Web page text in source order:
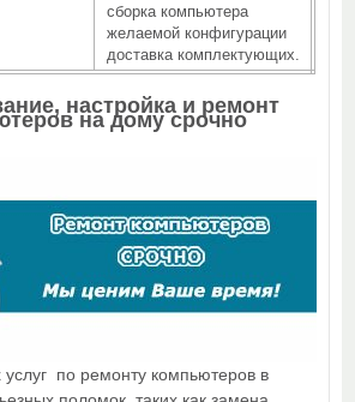
сборка компьютера
желаемой конфигурации
доставка комплектующих.
настройка и ремонт
на дому срочно
по ремонту компьютеров в